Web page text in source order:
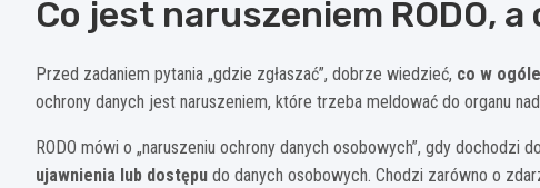
Co jest naruszeniem RODO,
Przed zadaniem pytania „gdzie zgłaszać”, dobrze wiedzieć, co w
ochrony danych jest naruszeniem, które trzeba meldować do organu
RODO mówi o „naruszeniu ochrony danych osobowych”, gdy dochodzi do
ujawnienia lub dostępu do danych osobowych. Chodzi zarówno o